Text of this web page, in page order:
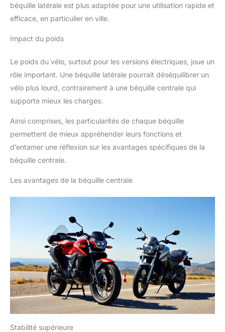
béquille latérale est plus adaptée pour une utilisation rapide et
efficace, en particulier en ville.
Impact du poids
Le poids du vélo, surtout pour les versions électriques, joue un
rôle important. Une béquille latérale pourrait déséquilibrer un
vélo plus lourd, contrairement à une béquille centrale qui
supporte mieux les charges.
Ainsi comprises, les particularités de chaque béquille
permettent de mieux appréhender leurs fonctions et
d’entamer une réflexion sur les avantages spécifiques de la
béquille centrale.
Les avantages de la béquille centrale
Stabilité supérieure